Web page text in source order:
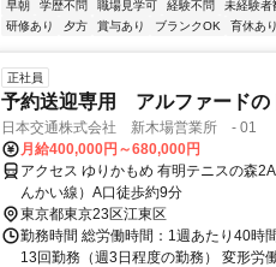
早朝
学歴不問 職場見学可 経験不問 未経験者
研修あり
夕方 賞与あり ブランクOK 育休あり
正社員
予約送迎専用 アルファードの
日本交通株式会社 新木場営業所 - 01
月給400,000円～680,000円
アクセス ゆりかもめ 有明テニスの森
んかい線）A口徒歩約9分
東京都東京23区江東区
勤務時間 総労働時間：1週あたり40時
13回勤務（週3日程度の勤務） 変形労